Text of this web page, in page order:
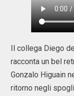
Il collega Diego
racconta un bel
Gonzalo Higuain
ritorno negli